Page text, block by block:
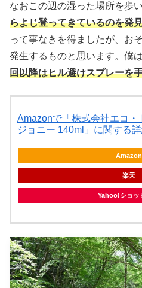
なおこの辺の湿った場所を歩
らよじ登ってきているのを発
って事なきを得ましたが、お
発生するものと思います。僕
回以降はヒル避けスプレーを
Amazonで「株式会社エコ
ジョニー 140ml」に関する
Amazon
楽天
Yahoo!ショッ